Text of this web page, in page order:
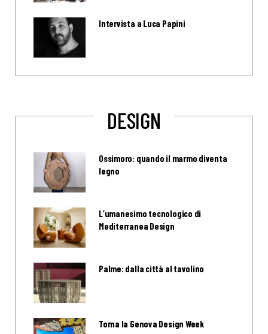
Intervista a Luca Papini
DESIGN
Ossimoro: quando il marmo diventa
legno
L’umanesimo tecnologico di
Mediterranea Design
Palme: dalla città al tavolino
Torna la Genova Design Week